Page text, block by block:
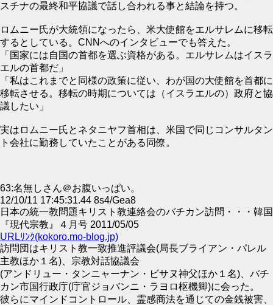
スチナの最終和平協議で話し合われる事と結論を持つ。
ロムニー氏が大統領になったら、米大使館をエルサレムに移転
するとしている。CNNへのインタビューでも答えた。
「国家には自国の首都を選ぶ資格がある。エルサレムはイスラ
エルの首都だ」
「私はこれまでと同様の政策に従い、わが国の大使館を首都に
移転させる。移転の時期については（イスラエルの）政府と協
議したい」
実はロムニー氏とネタニヤフ首相は、米国で同じコンサルタン
ト会社に勤務していたことがある同僚。
63:名無しさん＠お腹いっぱい。
12/10/11 17:45:31.44 8s4/Gea8
日本の統一教問題キリスト教連絡会のバチカン訪問・・・韓国
『現代宗教』４月号 2011/05/05
URLﾘﾝｸ(kokoro.mo-blog.jp)
訪問団はキリスト教一致推進評議会(局長ブライアン・パレル
主教ほか１名)、宗教対話協議会
(アンドリュー・タンニャーナン・ビサヌ神父ほか１名)、バチ
カン市国行政庁(庁官ジョバンニ・ラヨロ枢機卿)に会った。
彼らにマインドコントロール、霊感商法を通じての金銭被害、